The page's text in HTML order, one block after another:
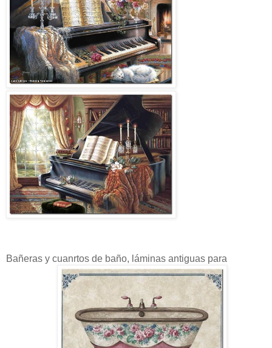
Bañeras y cuanrtos de baño, láminas antiguas para